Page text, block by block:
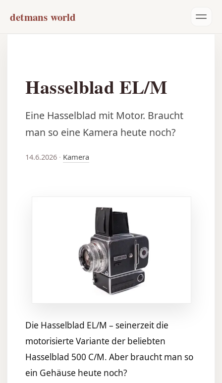
detmans world
Hasselblad EL/M
Eine Hasselblad mit Motor. Braucht
man so eine Kamera heute noch?
14.6.2026 · Kamera
Die Hasselblad EL/M – seinerzeit die
motorisierte Variante der beliebten
Hasselblad 500 C/M. Aber braucht man so
ein Gehäuse heute noch?